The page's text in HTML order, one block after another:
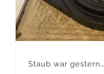
Staub war gestern…